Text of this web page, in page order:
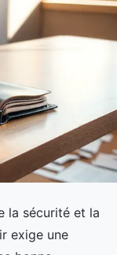
la sécurité et la
exige une